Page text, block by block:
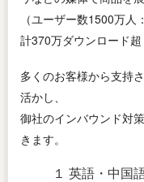
（ユーザー数1500万
計370万ダウンロード超
多くのお客様から支持
活かし、
御社のインバウンド対
きます。
１ 英語・中国